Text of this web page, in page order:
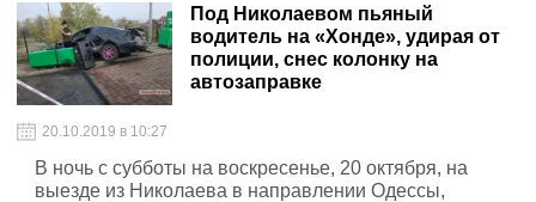
Под Николаевом пьяный
водитель на «Хонде», удирая от
полиции, снес колонку на
автозаправке
20.10.2019 в 10:27
В ночь с субботы на воскресенье, 20 октября, на
выезде из Николаева в направлении Одессы,